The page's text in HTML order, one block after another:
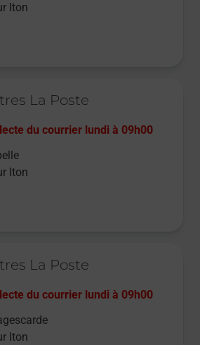
Iton
La Poste
du courrier lundi à 09h00
Iton
La Poste
du courrier lundi à 09h00
Iton